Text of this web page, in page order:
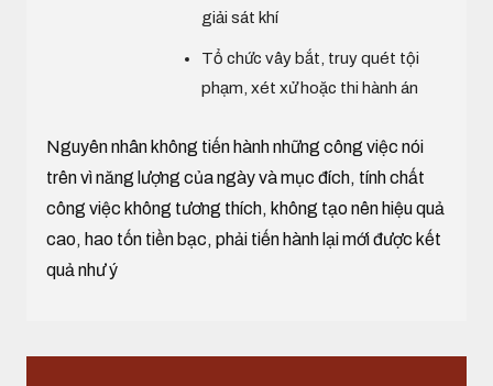
giải sát khí
Tổ chức vây bắt, truy quét tội
phạm, xét xử hoặc thi hành án
Nguyên nhân không tiến hành những công việc nói
trên vì năng lượng của ngày và mục đích, tính chất
công việc không tương thích, không tạo nên hiệu quả
cao, hao tốn tiền bạc, phải tiến hành lại mới được kết
quả như ý